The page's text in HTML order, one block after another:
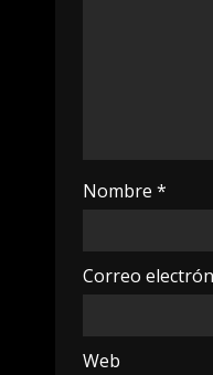
Nombre *
Correo
Web